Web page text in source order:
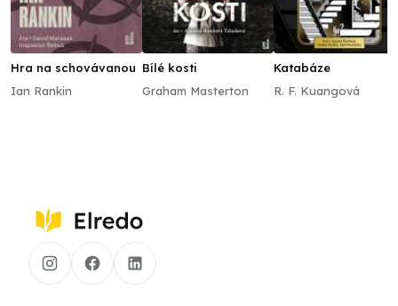
Hra na schovávanou
Ian Rankin
Bílé kosti
Graham Masterton
Katabáze
R. F. Kuangová